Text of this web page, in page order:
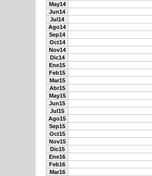
May14
Jun14
Jul14
Ago14
Sep14
Oct14
Nov14
Dic14
Ene15
Feb15
Mar15
Abr15
May15
Jun15
Jul15
Ago15
Sep15
Oct15
Nov15
Dic15
Ene16
Feb16
Mar16